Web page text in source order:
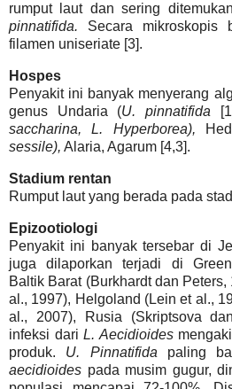
rumput laut dan sering
pinnatifida. Secara mikroskopis
filamen uniseriate [3].
Hospes
Penyakit ini banyak menyerang
genus Undaria (U. pinnatifida
saccharina, L. Hyperborea),
sessile), Alaria, Agarum [4,3].
Stadium rentan
Rumput laut yang berada pada
Epizootiologi
Penyakit ini banyak tersebar di
juga dilaporkan terjadi di
Baltik Barat (Burkhardt dan
al., 1997), Helgoland (Lein et al.,
al., 2007), Rusia (Skriptsova
infeksi dari L. Aecidioides
produk. U. Pinnatifida paling
aecidioides pada musim gugur,